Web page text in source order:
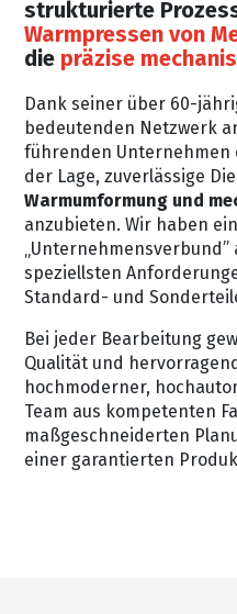
strukturierte
Warmpressen von
die präzise
Dank seiner über 60-
bedeutenden Netzwerk
führenden Unternehmen
der Lage, zuverlässige
Warmumformung und
anzubieten. Wir haben
speziellsten
Standard- und
Bei jeder Bearbeitung
Qualität und
hochmoderner,
Team aus kompetenten
maßgeschneiderten
einer garantierten